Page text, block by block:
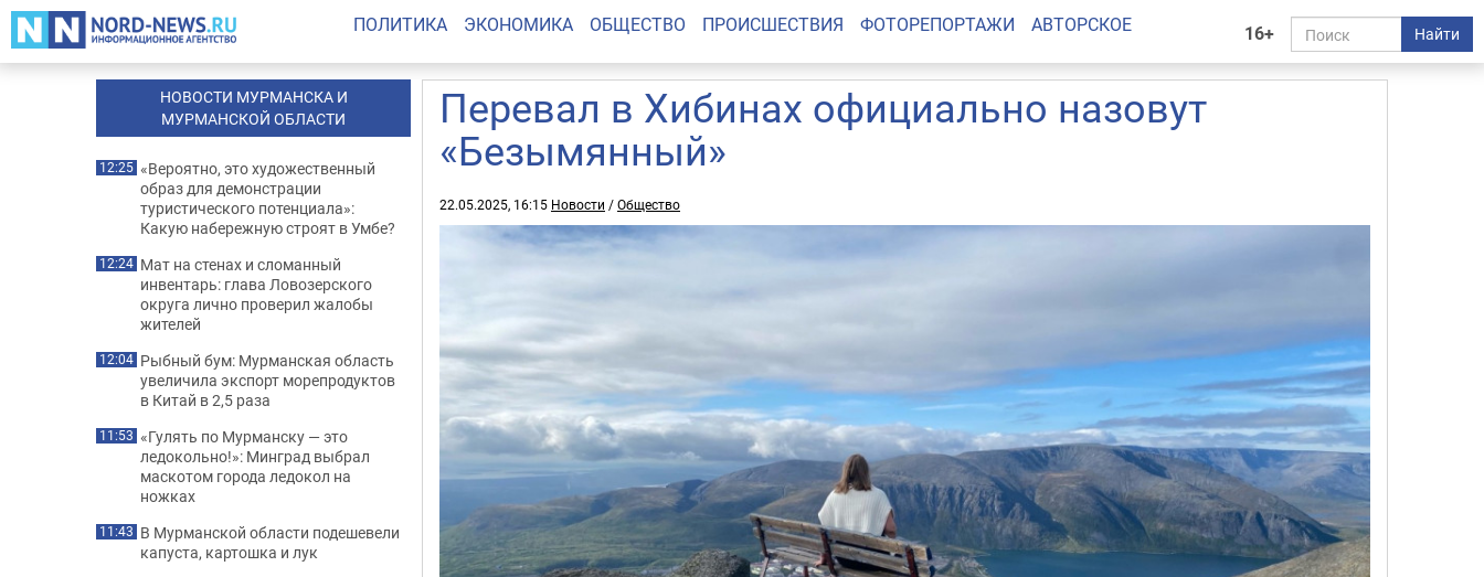
16+ Найти
ПОЛИТИКА ЭКОНОМИКА ОБЩЕСТВО ПРОИСШЕСТВИЯ ФОТОРЕПОРТАЖИ АВТОРСКОЕ
Перевал в Хибинах официально назовут
«Безымянный»
22.05.2025, 16:15 Новости /Общество
НОВОСТИ МУРМАНСКА И
МУРМАНСКОЙ ОБЛАСТИ
12:25 «Вероятно, это художественный
образ для демонстрации
туристического потенциала»:
Какую набережную строят в Умбе?
12:24 Мат на стенах и сломанный
инвентарь: глава Ловозерского
округа лично проверил жалобы
жителей
12:04 Рыбный бум: Мурманская область
увеличила экспорт морепродуктов
в Китай в 2,5 раза
11:53 «Гулять по Мурманску — это
ледокольно!»: Минград выбрал
маскотом города ледокол на
ножках
11:43 В Мурманской области подешевели
капуста, картошка и лук